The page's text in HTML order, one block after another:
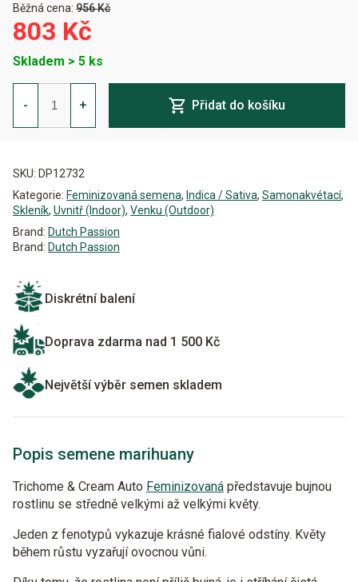
Běžná cena: 956 Kč
803 Kč
Skladem > 5 ks
-
Trichome
Cream
Auto
+ Přidat do košíku
SKU: DP12732
Kategorie: Feminizovaná semena, Indica / Sativa, Samonakvétací,
Skleník, Uvnitř (Indoor), Venku (Outdoor)
Brand: Dutch Passion
Brand: Dutch Passion
Diskrétní balení
Doprava zdarma nad 1 500 Kč
Největší výběr semen skladem
Popis semene marihuany
Trichome & Cream Auto Feminizovaná představuje bujnou
rostlinu se středně velkými až velkými květy.
Jeden z fenotypů vykazuje krásné fialové odstíny. Květy
během růstu vyzařují ovocnou vůni.